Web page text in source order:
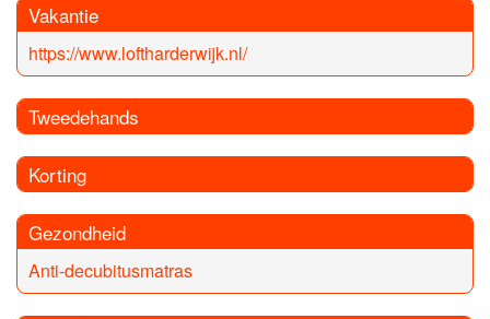
Vakantie
https://www.loftharderwijk.nl/
Tweedehands
Korting
Gezondheid
Anti-decubitusmatras